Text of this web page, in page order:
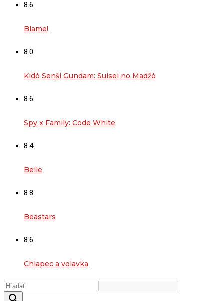
8.6
Blame!
8.0
Kidó Senši Gundam: Suisei no Madžó
8.6
Spy x Family: Code White
8.4
Belle
8.8
Beastars
8.6
Chlapec a volavka